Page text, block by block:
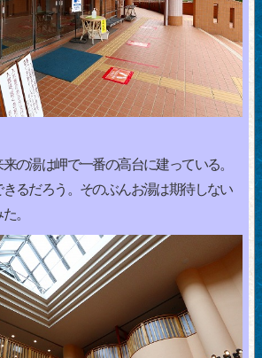
の湯は岬で一番の高台に建っている。
るだろう。そのぶんお湯は期待しない
。